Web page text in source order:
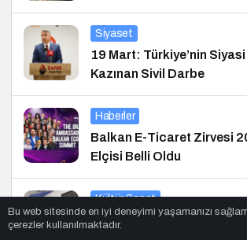
Siyaset
19 Mart: Türkiye’nin Siyasi
Kazınan Sivil Darbe
Haberler
Balkan E-Ticaret Zirvesi
Elçisi Belli Oldu
Kültür Sanat
Çocuklar Masallarla
Bu web sitesinde en iyi deneyimi yaşamanızı
çerezler kullanılmaktadır.